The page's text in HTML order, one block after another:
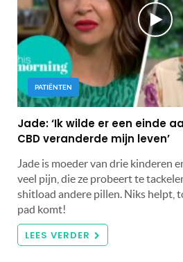
PATIËNTEN
Jade: ‘Ik wilde er een einde
CBD veranderde mijn leven’
Jade is moeder van drie kinderen
veel pijn, die ze probeert te
shitload andere pillen. Niks helpt,
pad komt!
LEES VERDER